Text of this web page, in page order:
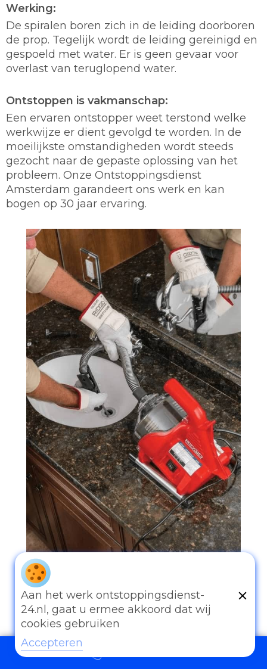
097006521500
Werking:
De spiralen boren zich in de leiding doorboren
de prop. Tegelijk wordt de leiding gereinigd en
gespoeld met water. Er is geen gevaar voor
overlast van teruglopend water.
Ontstoppen is vakmanschap:
Een ervaren ontstopper weet terstond welke
werkwijze er dient gevolgd te worden. In de
moeilijkste omstandigheden wordt steeds
gezocht naar de gepaste oplossing van het
probleem. Onze Ontstoppingsdienst
Amsterdam garandeert ons werk en kan
bogen op 30 jaar ervaring.
Andere diensten
Aan het werk ontstoppingsdienst-
24.nl, gaat u ermee akkoord dat wij
cookies gebruiken
Accepteren